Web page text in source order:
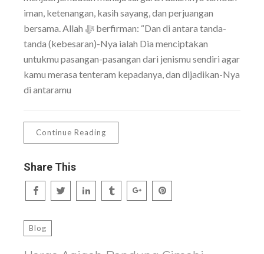
iman, ketenangan, kasih sayang, dan perjuangan
bersama. Allah ﷻ berfirman: “Dan di antara tanda-
tanda (kebesaran)-Nya ialah Dia menciptakan
untukmu pasangan-pasangan dari jenismu sendiri agar
kamu merasa tenteram kepadanya, dan dijadikan-Nya
di antaramu
Continue Reading
Share This
Blog